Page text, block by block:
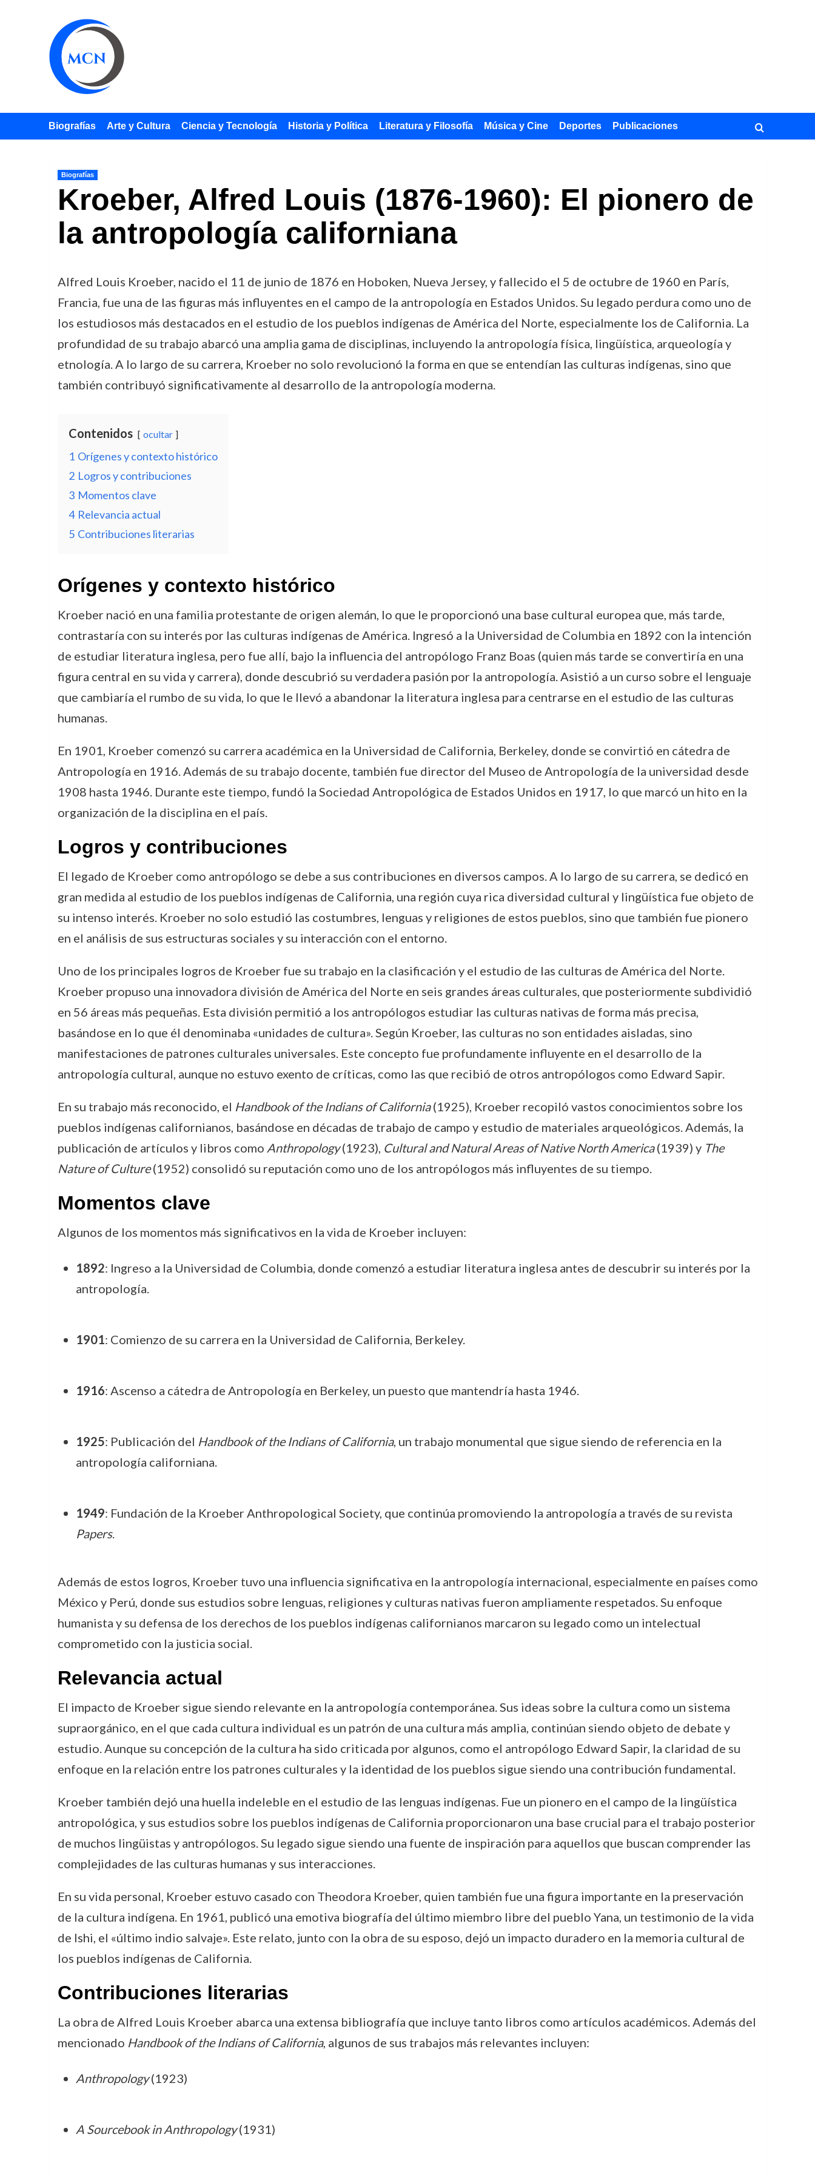
Biografías Arte y Cultura Ciencia y Tecnología Historia y Política Literatura y Filosofía Música y Cine Deportes Publicaciones
Biografías
Kroeber, Alfred Louis (1876-1960): El pionero de
la antropología californiana
Alfred Louis Kroeber, nacido el 11 de junio de 1876 en Hoboken, Nueva Jersey, y fallecido el 5 de octubre de 1960 en París,
Francia, fue una de las figuras más influyentes en el campo de la antropología en Estados Unidos. Su legado perdura como uno de
los estudiosos más destacados en el estudio de los pueblos indígenas de América del Norte, especialmente los de California. La
profundidad de su trabajo abarcó una amplia gama de disciplinas, incluyendo la antropología física, lingüística, arqueología y
etnología. A lo largo de su carrera, Kroeber no solo revolucionó la forma en que se entendían las culturas indígenas, sino que
también contribuyó significativamente al desarrollo de la antropología moderna.
Contenidos ocultar
1 Orígenes y contexto histórico
2 Logros y contribuciones
3 Momentos clave
4 Relevancia actual
5 Contribuciones literarias
Orígenes y contexto histórico
Kroeber nació en una familia protestante de origen alemán, lo que le proporcionó una base cultural europea que, más tarde,
contrastaría con su interés por las culturas indígenas de América. Ingresó a la Universidad de Columbia en 1892 con la intención
de estudiar literatura inglesa, pero fue allí, bajo la influencia del antropólogo Franz Boas (quien más tarde se convertiría en una
figura central en su vida y carrera), donde descubrió su verdadera pasión por la antropología. Asistió a un curso sobre el lenguaje
que cambiaría el rumbo de su vida, lo que le llevó a abandonar la literatura inglesa para centrarse en el estudio de las culturas
humanas.
En 1901, Kroeber comenzó su carrera académica en la Universidad de California, Berkeley, donde se convirtió en cátedra de
Antropología en 1916. Además de su trabajo docente, también fue director del Museo de Antropología de la universidad desde
1908 hasta 1946. Durante este tiempo, fundó la Sociedad Antropológica de Estados Unidos en 1917, lo que marcó un hito en la
organización de la disciplina en el país.
Logros y contribuciones
El legado de Kroeber como antropólogo se debe a sus contribuciones en diversos campos. A lo largo de su carrera, se dedicó en
gran medida al estudio de los pueblos indígenas de California, una región cuya rica diversidad cultural y lingüística fue objeto de
su intenso interés. Kroeber no solo estudió las costumbres, lenguas y religiones de estos pueblos, sino que también fue pionero
en el análisis de sus estructuras sociales y su interacción con el entorno.
Uno de los principales logros de Kroeber fue su trabajo en la clasificación y el estudio de las culturas de América del Norte.
Kroeber propuso una innovadora división de América del Norte en seis grandes áreas culturales, que posteriormente subdividió
en 56 áreas más pequeñas. Esta división permitió a los antropólogos estudiar las culturas nativas de forma más precisa,
basándose en lo que él denominaba «unidades de cultura». Según Kroeber, las culturas no son entidades aisladas, sino
manifestaciones de patrones culturales universales. Este concepto fue profundamente influyente en el desarrollo de la
antropología cultural, aunque no estuvo exento de críticas, como las que recibió de otros antropólogos como Edward Sapir.
En su trabajo más reconocido, el Handbook of the Indians of California(1925), Kroeber recopiló vastos conocimientos sobre los
pueblos indígenas californianos, basándose en décadas de trabajo de campo y estudio de materiales arqueológicos. Además, la
publicación de artículos y libros como Anthropology(1923), Cultural and Natural Areas of Native North America(1939) y The
Nature of Culture(1952) consolidó su reputación como uno de los antropólogos más influyentes de su tiempo.
Momentos clave
Algunos de los momentos más significativos en la vida de Kroeber incluyen:
1892: Ingreso a la Universidad de Columbia, donde comenzó a estudiar literatura inglesa antes de descubrir su interés por la
antropología.
1901: Comienzo de su carrera en la Universidad de California, Berkeley.
1916: Ascenso a cátedra de Antropología en Berkeley, un puesto que mantendría hasta 1946.
1925: Publicación del Handbook of the Indians of California, un trabajo monumental que sigue siendo de referencia en la
antropología californiana.
1949: Fundación de la Kroeber Anthropological Society, que continúa promoviendo la antropología a través de su revista
Papers.
Además de estos logros, Kroeber tuvo una influencia significativa en la antropología internacional, especialmente en países como
México y Perú, donde sus estudios sobre lenguas, religiones y culturas nativas fueron ampliamente respetados. Su enfoque
humanista y su defensa de los derechos de los pueblos indígenas californianos marcaron su legado como un intelectual
comprometido con la justicia social.
Relevancia actual
El impacto de Kroeber sigue siendo relevante en la antropología contemporánea. Sus ideas sobre la cultura como un sistema
supraorgánico, en el que cada cultura individual es un patrón de una cultura más amplia, continúan siendo objeto de debate y
estudio. Aunque su concepción de la cultura ha sido criticada por algunos, como el antropólogo Edward Sapir, la claridad de su
enfoque en la relación entre los patrones culturales y la identidad de los pueblos sigue siendo una contribución fundamental.
Kroeber también dejó una huella indeleble en el estudio de las lenguas indígenas. Fue un pionero en el campo de la lingüística
antropológica, y sus estudios sobre los pueblos indígenas de California proporcionaron una base crucial para el trabajo posterior
de muchos lingüistas y antropólogos. Su legado sigue siendo una fuente de inspiración para aquellos que buscan comprender las
complejidades de las culturas humanas y sus interacciones.
En su vida personal, Kroeber estuvo casado con Theodora Kroeber, quien también fue una figura importante en la preservación
de la cultura indígena. En 1961, publicó una emotiva biografía del último miembro libre del pueblo Yana, un testimonio de la vida
de Ishi, el «último indio salvaje». Este relato, junto con la obra de su esposo, dejó un impacto duradero en la memoria cultural de
los pueblos indígenas de California.
Contribuciones literarias
La obra de Alfred Louis Kroeber abarca una extensa bibliografía que incluye tanto libros como artículos académicos. Además del
mencionado Handbook of the Indians of California, algunos de sus trabajos más relevantes incluyen:
Anthropology(1923)
A Sourcebook in Anthropology(1931)